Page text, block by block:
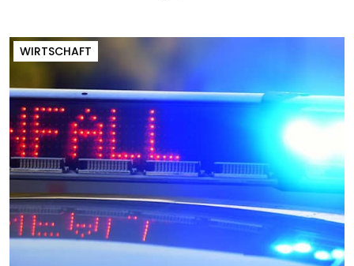
WIRTSCHAFT